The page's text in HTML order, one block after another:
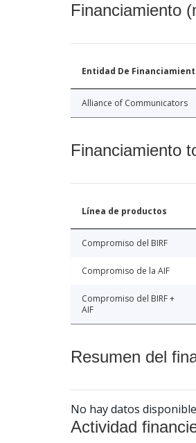
Financiamiento
Entidad De
Alliance of Communicators
Financiamiento
Línea de productos
Compromiso del BIRF
Compromiso de la AIF
Compromiso del BIRF +
AIF
Resumen del
No hay datos
Actividad